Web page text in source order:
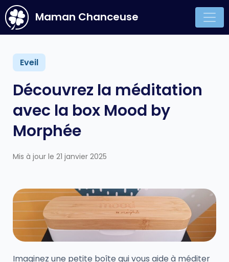
Main Navigation
Maman Chanceuse
Eveil
Découvrez la méditation
avec la box Mood by
Morphée
Mis à jour le 21 janvier 2025
Imaginez une petite boîte qui vous aide à méditer